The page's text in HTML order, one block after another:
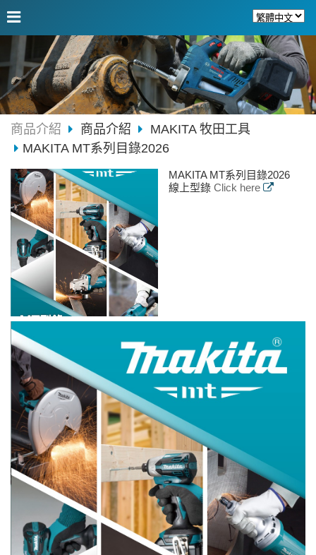
商品介紹 商品介紹
MAKITA 牧田工具
MAKITA MT系列目錄2026
MAKITA MT系列目錄2026
線上型錄 Click here